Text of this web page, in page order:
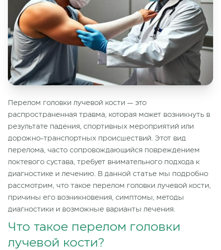
Перелом головки лучевой кости — это
распространенная травма, которая может возникнуть в
результате падения, спортивных мероприятий или
дорожно-транспортных происшествий. Этот вид
перелома, часто сопровождающийся повреждением
локтевого сустава, требует внимательного подхода к
диагностике и лечению. В данной статье мы подробно
рассмотрим, что такое перелом головки лучевой кости,
причины его возникновения, симптомы, методы
диагностики и возможные варианты лечения.
Что такое перелом головки
лучевой кости?